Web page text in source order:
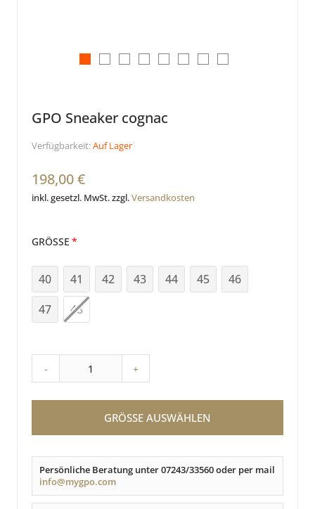
GPO Sneaker cognac
Verfügbarkeit:Auf Lager
198,00 €
inkl. gesetzl. MwSt. zzgl.Versandkosten
GRÖSSE
40 41 42 43 44 45
46
47
48
- +
GRÖSSE AUSWÄHLEN
Persönliche Beratung unter 07243/33560 oder per mail
info@mygpo.com